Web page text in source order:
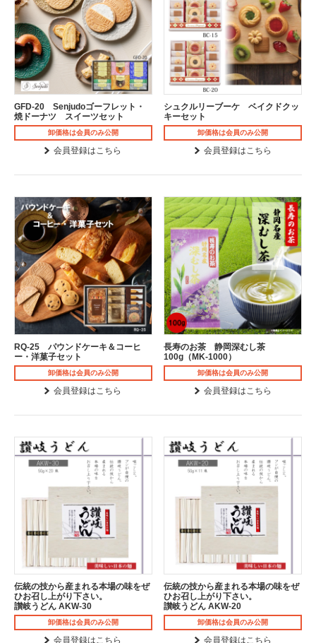
GFD-20 Senjudoゴーフレット・
焼ドーナツ スイーツセット
卸価格は会員のみ公開
会員登録はこちら
シュクルリーブーケ ベイクドクッ
キーセット
卸価格は会員のみ公開
会員登録はこちら
RQ-25 パウンドケーキ＆コーヒ
ー・洋菓子セット
卸価格は会員のみ公開
会員登録はこちら
長寿のお茶 静岡深むし茶
100g（MK-1000）
卸価格は会員のみ公開
会員登録はこちら
伝統の技から産まれる本場の味をぜ
ひお召し上がり下さい。
讃岐うどん AKW-30
卸価格は会員のみ公開
会員登録はこちら
伝統の技から産まれる本場の味をぜ
ひお召し上がり下さい。
讃岐うどん AKW-20
卸価格は会員のみ公開
会員登録はこちら